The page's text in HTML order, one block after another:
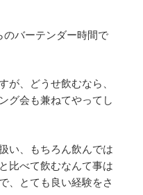
バーテンダー時間で
が、どうせ飲むなら、
グ会も兼ねてやってし
い、もちろん飲んでは
比べて飲むなんて事は
、とても良い経験をさ